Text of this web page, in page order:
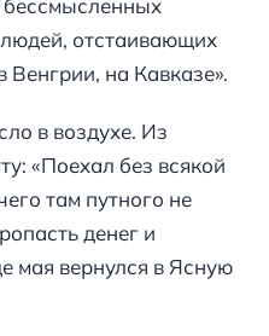
бессмысленных
отстаивающих
на Кавказе».
в воздухе. Из
«Поехал без всякой
там путного не
денег и
мая вернулся в Ясную